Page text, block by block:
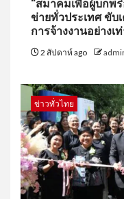
“สมาคมเพื่อผู้บกพ
ข่ายทั่วประเทศ ขับ
การจ้างงานอย่างเ
2 สัปดาห์ ago
ข่าวทั่วไทย